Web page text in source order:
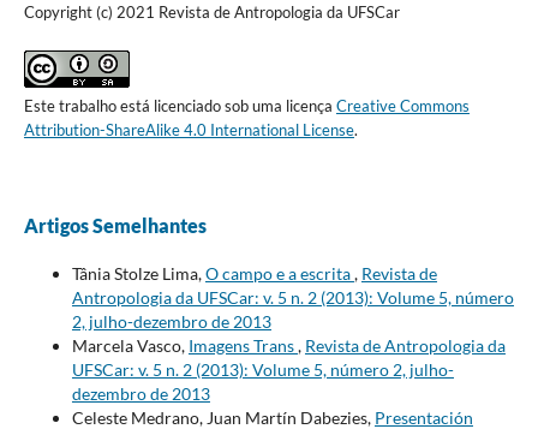
Copyright (c) 2021 Revista de Antropologia da UFSCar
Este trabalho está licenciado sob uma licença Creative Commons
Attribution-ShareAlike 4.0 International License.
Artigos Semelhantes
Tânia Stolze Lima,O campo e a escrita, Revista de
Antropologia da UFSCar: v. 5 n. 2 (2013): Volume 5, número
2, julho-dezembro de 2013
Marcela Vasco, Imagens Trans, Revista de Antropologia da
UFSCar: v. 5 n. 2 (2013): Volume 5, número 2, julho-
dezembro de 2013
Celeste Medrano, Juan Martín Dabezies, Presentación